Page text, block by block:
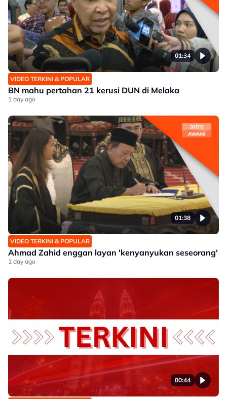
01:34
VIDEO TERKINI & POPULAR
BN mahu pertahan 21 kerusi DUN di Melaka
1 day ago
01:38
VIDEO TERKINI & POPULAR
Ahmad Zahid enggan layan 'kenyanyukan seseorang'
1 day ago
00:44